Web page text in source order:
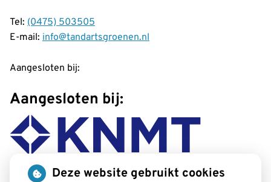
Tel: (0475) 503505
E-mail: info@tandartsgroenen.nl
Aangesloten bij:
Aangesloten bij:
Deze website gebruikt cookies